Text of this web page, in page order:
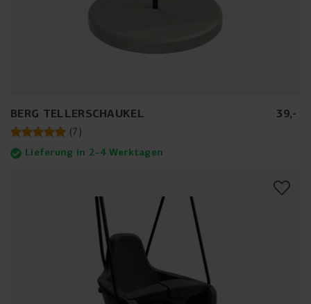
BERG TELLERSCHAUKEL 39,-
(7)
Lieferung in 2–4 Werktagen